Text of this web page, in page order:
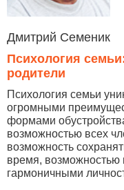
Дмитрий Семеник
Психология
родители
Психология семьи
огромными
формами
возможностью всех
возможность
время, возможностью
гармоничными